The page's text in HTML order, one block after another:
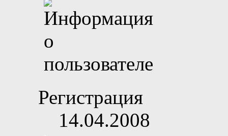
Регистрация
14.04.2008